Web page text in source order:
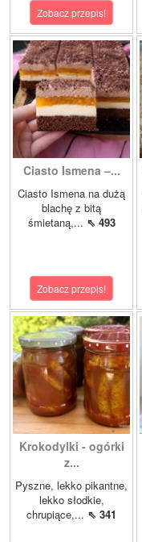
Zobacz przepis!
Ciasto Ismena –...
Ciasto Ismena na dużą
blachę z bitą
śmietaną,... ⇖ 493
Zobacz przepis!
Krokodylki - ogórki
z...
Pyszne, lekko pikantne,
lekko słodkie,
chrupiące,... ⇖ 341